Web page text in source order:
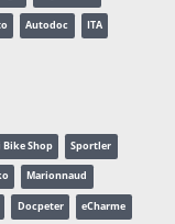
Autodoc ITA
Shop Sportler
Marionnaud
Docpeter eCharme